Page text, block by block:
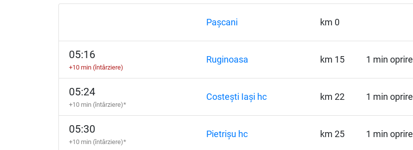
Pașcani km 0
05:16
+10 min (întârziere)
Ruginoasa km 15 1 min oprire
05:24
+10 min (întârziere)*
Costești Iași hc km 22 1 min oprire
05:30
+10 min (întârziere)*
Pietrișu hc km 25 1 min oprire